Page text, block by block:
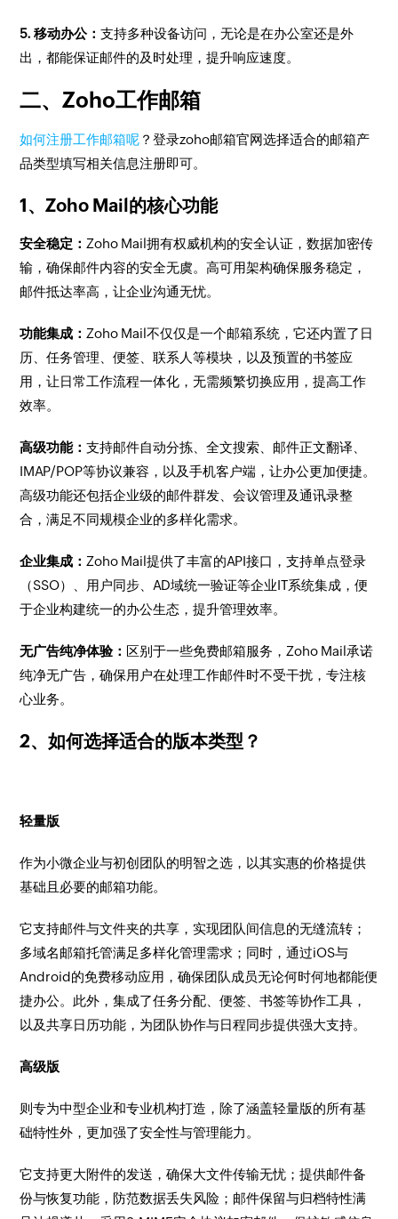
5. 移动办公：支持多种设备访问，无论是在办公室还是外
出，都能保证邮件的及时处理，提升响应速度。
二、Zoho工作邮箱
如何注册工作邮箱呢 ？登录zoho邮箱官网选择适合的邮箱产
品类型填写相关信息注册即可。
1、Zoho Mail的核心功能
安全稳定： Zoho Mail拥有权威机构的安全认证，数据加密传
输，确保邮件内容的安全无虞。高可用架构确保服务稳定，
邮件抵达率高，让企业沟通无忧。
功能集成： Zoho Mail不仅仅是一个邮箱系统，它还内置了日
历、任务管理、便签、联系人等模块，以及预置的书签应
用，让日常工作流程一体化，无需频繁切换应用，提高工作
效率。
高级功能：支持邮件自动分拣、全文搜索、邮件正文翻译、
IMAP/POP等协议兼容，以及手机客户端，让办公更加便捷。
高级功能还包括企业级的邮件群发、会议管理及通讯录整
合，满足不同规模企业的多样化需求。
企业集成： Zoho Mail提供了丰富的API接口，支持单点登录
（SSO）、用户同步、AD域统一验证等企业IT系统集成，便
于企业构建统一的办公生态，提升管理效率。
无广告纯净体验： 区别于一些免费邮箱服务，Zoho Mail承诺
纯净无广告，确保用户在处理工作邮件时不受干扰，专注核
心业务。
2、如何选择适合的版本类型？
轻量版
作为小微企业与初创团队的明智之选，以其实惠的价格提供
基础且必要的邮箱功能。
它支持邮件与文件夹的共享，实现团队间信息的无缝流转；
多域名邮箱托管满足多样化管理需求；同时，通过iOS与
Android的免费移动应用，确保团队成员无论何时何地都能便
捷办公。此外，集成了任务分配、便签、书签等协作工具，
以及共享日历功能，为团队协作与日程同步提供强大支持。
高级版
则专为中型企业和专业机构打造，除了涵盖轻量版的所有基
础特性外，更加强了安全性与管理能力。
它支持更大附件的发送，确保大文件传输无忧；提供邮件备
份与恢复功能，防范数据丢失风险；邮件保留与归档特性满